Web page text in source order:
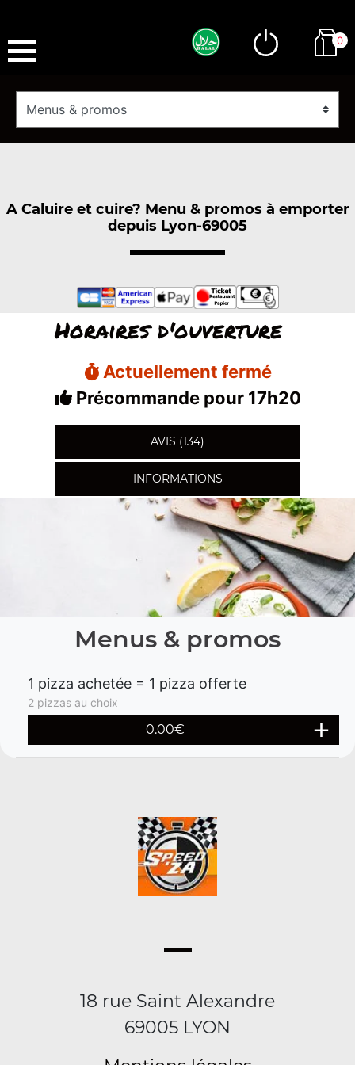
0
A Caluire et cuire? Menu & promos à emporter
depuis Lyon-69005
Horaires d'ouverture
Actuellement fermé
Précommande pour 17h20
AVIS (134)
INFORMATIONS
Menus & promos
1 pizza achetée = 1 pizza offerte
2 pizzas au choix
0.00€
18 rue Saint Alexandre
69005 LYON